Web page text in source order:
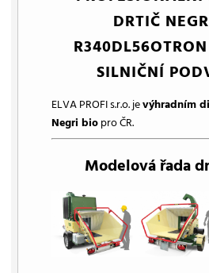
DRTIČ
SILNIČNÍ
ELVA PROFI s.r.o. jevýhradním
Negri biopro ČR.
Modelová řada